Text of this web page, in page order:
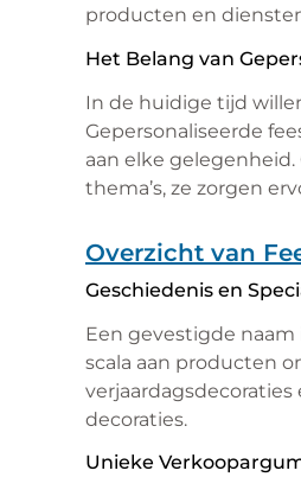
producten en
Het Belang van
In de huidige tijd
Gepersonaliseerde
aan elke
thema’s, ze zorgen
Overzicht van
Geschiedenis en
Een gevestigde
scala aan producten
decoraties.
Unieke